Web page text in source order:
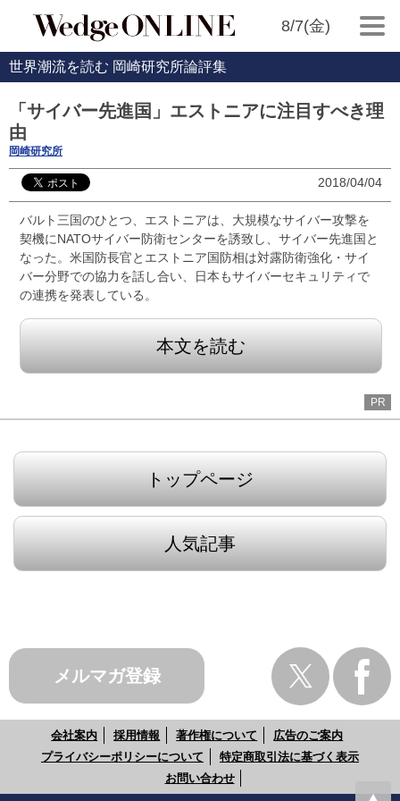
8/7(金)
世界潮流を読む 岡崎研究所論評集
「サイバー先進国」エストニアに注目すべき理
由
岡崎研究所
2018/04/04
バルト三国のひとつ、エストニアは、大規模なサイバー攻撃を
契機にNATOサイバー防衛センターを誘致し、サイバー先進国と
なった。米国防長官とエストニア国防相は対露防衛強化・サイ
バー分野での協力を話し合い、日本もサイバーセキュリティで
の連携を発表している。
本文を読む
PR
トップページ
人気記事
メルマガ登録
会社案内 採用情報 著作権について
広告のご案内
プライバシーポリシーについて
特定商取引法に基づく表示
お問い合わせ